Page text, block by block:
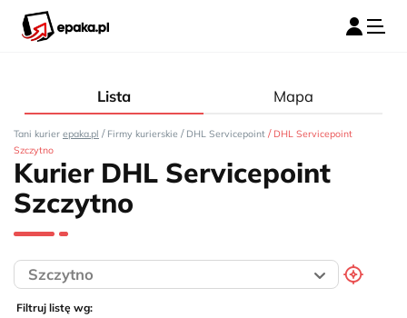
Lista Mapa
Tani kurier epaka.pl / Firmy kurierskie / DHL Servicepoint / DHL Servicepoint
Szczytno
Kurier DHL Servicepoint
Szczytno
Filtruj listę wg: